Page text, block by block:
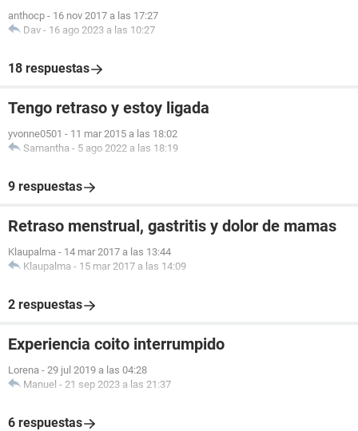
anthocp - 16 nov 2017 a las 17:27
Dav - 16 ago 2023 a las 10:27
18 respuestas
Tengo retraso y estoy ligada
yvonne0501 - 11 mar 2015 a las 18:02
Samantha - 5 ago 2022 a las 18:19
9 respuestas
Retraso menstrual, gastritis y dolor de mamas
Klaupalma - 14 mar 2017 a las 13:44
Klaupalma - 15 mar 2017 a las 14:09
2 respuestas
Experiencia coito interrumpido
Lorena - 29 jul 2019 a las 04:28
Manuel - 21 sep 2023 a las 21:37
6 respuestas